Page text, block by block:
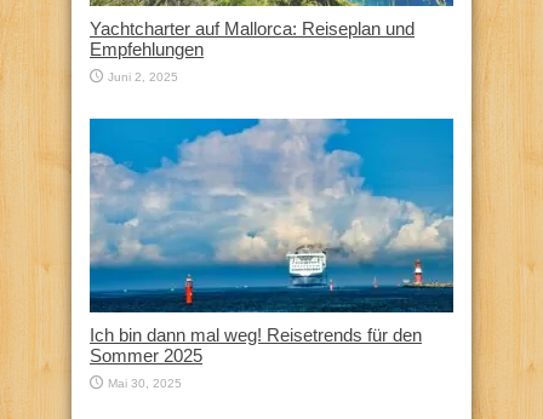
Yachtcharter auf Mallorca: Reiseplan und
Empfehlungen
Juni 2, 2025
Ich bin dann mal weg! Reisetrends für den
Sommer 2025
Mai 30, 2025